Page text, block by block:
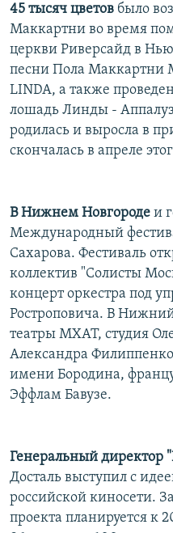
45 тысяч цветов было
Маккартни во время
церкви Риверсайд в
песни Пола Маккартни
LINDA, а также
лошадь Линды -
родилась и выросла в
скончалась в апреле
В Нижнем Новгороде и
Международный
Сахарова. Фестиваль
коллектив "Солисты
концерт оркестра под
Ростроповича. В
театры МХАТ, студия
Александра
имени Бородина,
Эффлам Бавузе.
Генеральный директор
Досталь выступил с
российской киносети.
проекта планируется к